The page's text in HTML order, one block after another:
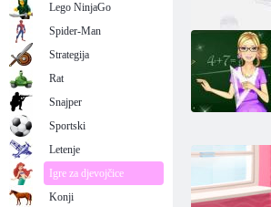
Lego NinjaGo
Spider-Man
Strategija
Rat
Snajper
Sportski
Letenje
Igre za djevojčice
Konji